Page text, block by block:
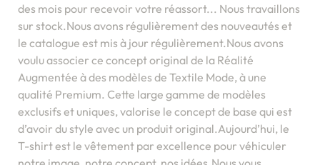
des mois pour recevoir votre réassort... Nous travaillons
sur stock.Nous avons régulièrement des nouveautés et
le catalogue est mis à jour régulièrement.Nous avons
voulu associer ce concept original de la Réalité
Augmentée à des modèles de Textile Mode, à une
qualité Premium. Cette large gamme de modèles
exclusifs et uniques, valorise le concept de base qui est
d’avoir du style avec un produit original.Aujourd’hui, le
T-shirt est le vêtement par excellence pour véhiculer